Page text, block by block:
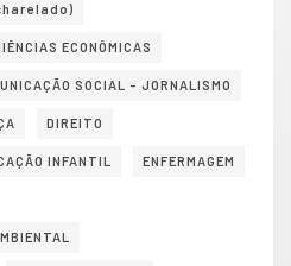
ECONÔMICAS
SOCIAL – JORNALISMO
DIREITO
INFANTIL ENFERMAGEM